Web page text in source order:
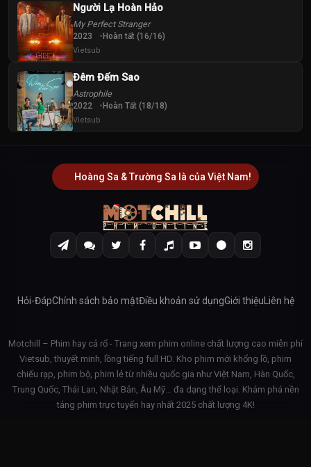
Người Lạ Hoàn Hảo
My Perfect Stranger
2023 Hoàn tất (16/16)
Vietsub
Đêm Đếm Sao
Astrophile
2022 Hoàn Tất (18/18)
Vietsub
Hoàng Sa & Trường Sa là của Việt Nam!
Hỏi-ĐápChính sách bảo mậtĐiều khoản sử dụngGiới thiệu Liên hệ
Motchill – Phim hay cả rổ - Trang xem phim online chất lượng cao miễn phí
Vietsub, thuyết minh, lồng tiếng full HD. Kho phim mới khổng lồ, phim
chiếu rạp, phim bộ, phim lẻ từ nhiều quốc gia như Việt Nam, Hàn Quốc,
Trung Quốc, Thái Lan, Nhật Bản, Âu Mỹ… đa dạng thể loại. Khám phá nền
tảng phim trực tuyến hay nhất 2025 chất lượng 4K!